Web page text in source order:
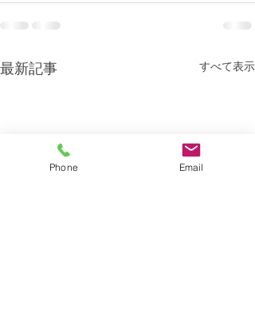
最新記事 すべて表示
Phone Email